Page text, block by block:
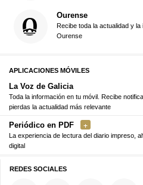
Ourense
Recibe toda la actualidad y
Ourense
APLICACIONES MÓVILES
La Voz de Galicia
Toda la información en tu móvil. Recibe
pierdas la actualidad más relevante
Periódico en PDF
La experiencia de lectura del diario impreso,
digital
REDES SOCIALES